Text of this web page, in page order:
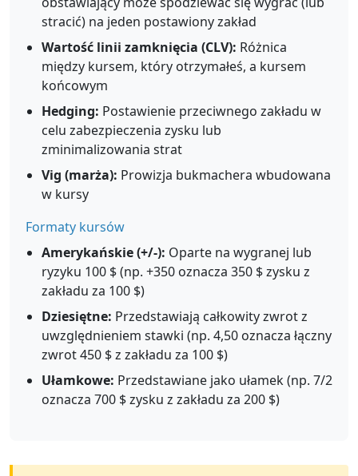
stracić) na jeden postawiony zakład
Wartość linii zamknięcia (CLV): Różnica
między kursem, który otrzymałeś, a kursem
końcowym
Hedging: Postawienie przeciwnego zakładu w
celu zabezpieczenia zysku lub
zminimalizowania strat
Vig (marża): Prowizja bukmachera wbudowana
w kursy
Formaty kursów
Amerykańskie (+/-): Oparte na wygranej lub
ryzyku 100 $ (np. +350 oznacza 350 $ zysku z
zakładu za 100 $)
Dziesiętne: Przedstawiają całkowity zwrot z
uwzględnieniem stawki (np. 4,50 oznacza łączny
zwrot 450 $ z zakładu za 100 $)
Ułamkowe: Przedstawiane jako ułamek (np. 7/2
oznacza 700 $ zysku z zakładu za 200 $)